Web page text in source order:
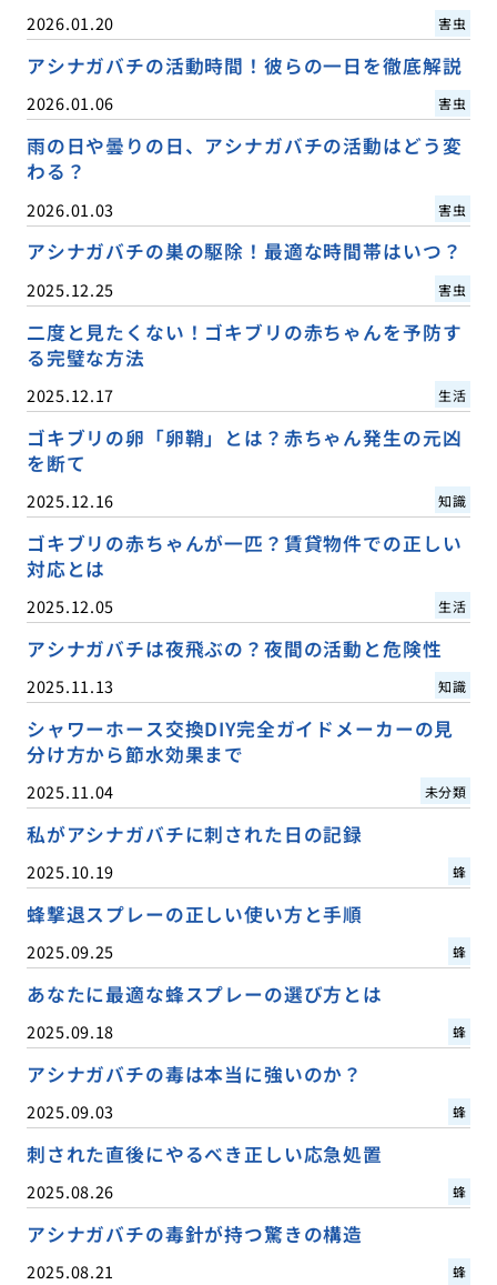
2026.01.20 害虫
アシナガバチの活動時間！彼らの一日を徹底解説
2026.01.06 害虫
雨の日や曇りの日、アシナガバチの活動はどう変
わる？
2026.01.03 害虫
アシナガバチの巣の駆除！最適な時間帯はいつ？
2025.12.25 害虫
二度と見たくない！ゴキブリの赤ちゃんを予防す
る完璧な方法
2025.12.17 生活
ゴキブリの卵「卵鞘」とは？赤ちゃん発生の元凶
を断て
2025.12.16 知識
ゴキブリの赤ちゃんが一匹？賃貸物件での正しい
対応とは
2025.12.05 生活
アシナガバチは夜飛ぶの？夜間の活動と危険性
2025.11.13 知識
シャワーホース交換DIY完全ガイドメーカーの見
分け方から節水効果まで
2025.11.04 未分類
私がアシナガバチに刺された日の記録
2025.10.19 蜂
蜂撃退スプレーの正しい使い方と手順
2025.09.25 蜂
あなたに最適な蜂スプレーの選び方とは
2025.09.18 蜂
アシナガバチの毒は本当に強いのか？
2025.09.03 蜂
刺された直後にやるべき正しい応急処置
2025.08.26 蜂
アシナガバチの毒針が持つ驚きの構造
2025.08.21 蜂